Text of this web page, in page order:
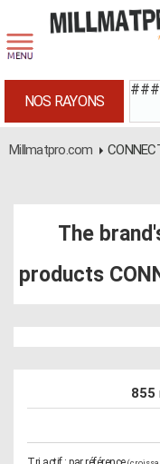
NOS RAYONS
Millmatpro.com
The
products
855